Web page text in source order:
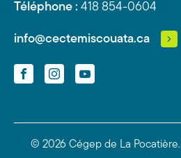
Téléphone : 418 854-0604
info@cectemiscouata.ca
FacebookInstagramYouTube
© 2026 Cégep de La Pocatière.